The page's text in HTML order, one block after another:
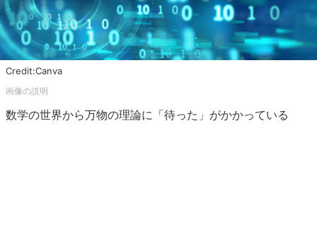
Credit:Canva
数学の世界から万物の理論に「待った」がかかっている